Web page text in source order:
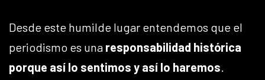
Desde este humilde lugar entendemos que el
periodismo es una responsabilidad histórica
porque así lo sentimos y así lo haremos.